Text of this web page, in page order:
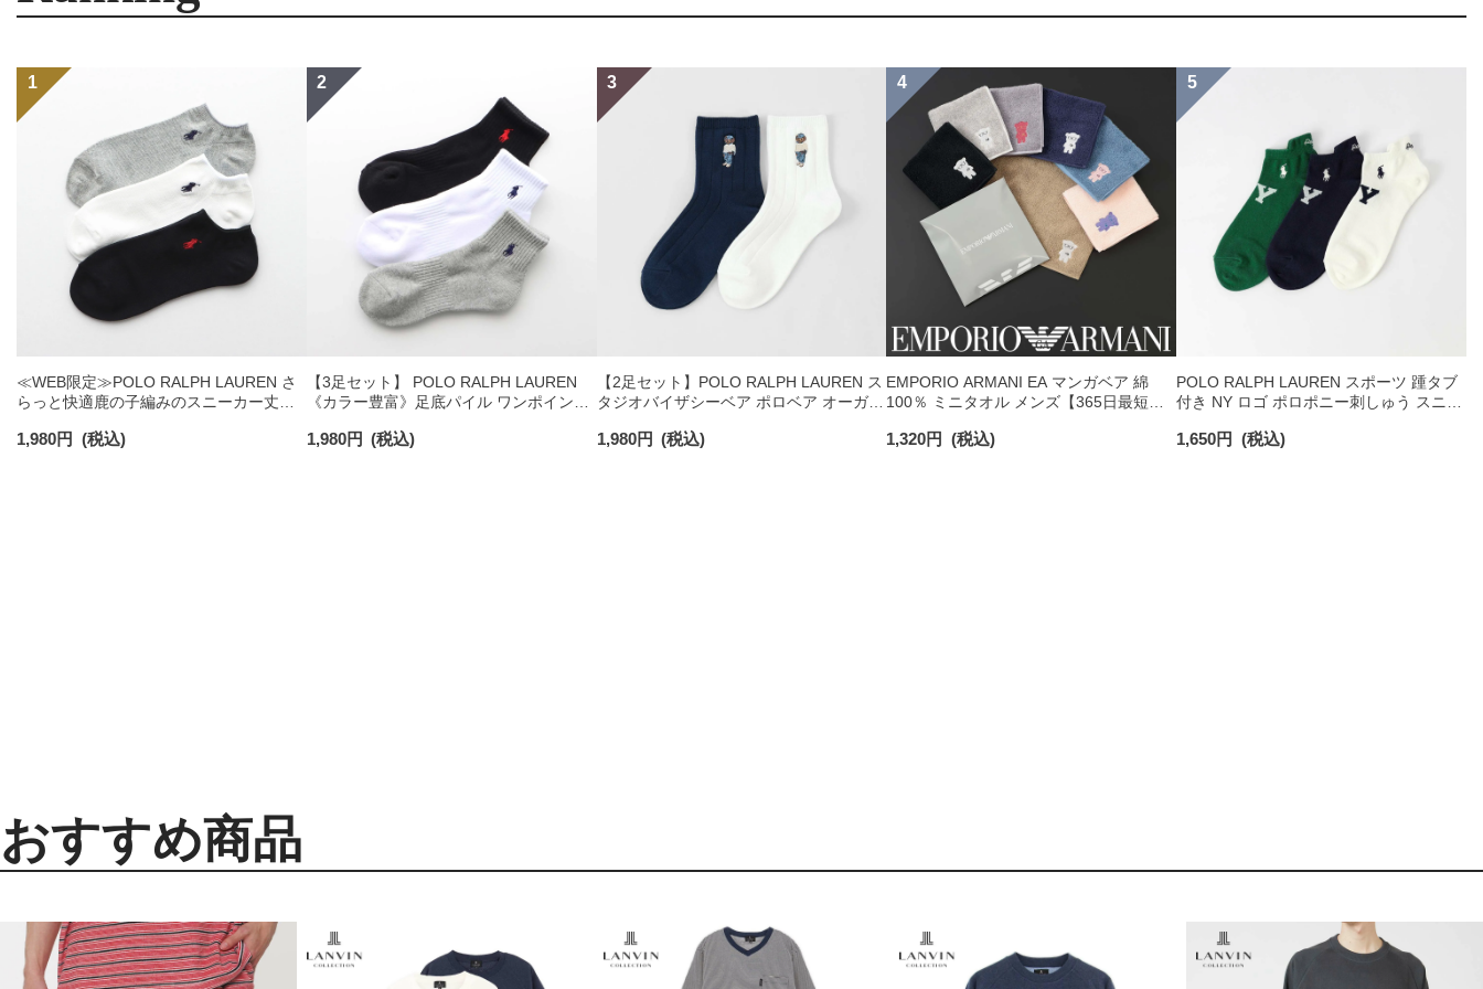
≪WEB限定≫POLO RALPH LAUREN さ
らっと快適鹿の子編みのスニーカー丈ソ
ズ レディース 92022800
1,980円 (税込)
【3足セット】 POLO RALPH LAUREN
《カラー豊富》足底パイル ワンポイント
ンズ 92009604
1,980円 (税込)
【2足セット】POLO RALPH LAUREN ス
タジオバイザシーベア ポロベア オーガニ
ンズ レディース 92009650
1,980円 (税込)
EMPORIO ARMANI EA マンガベア 綿
100％ ミニタオル メンズ【365日最短翌
1,320円 (税込)
POLO RALPH LAUREN スポーツ 踵タブ
付き NY ロゴ ポロポニー刺しゅう スニー
ソックス 02022328
1,650円 (税込)
おすすめ商品